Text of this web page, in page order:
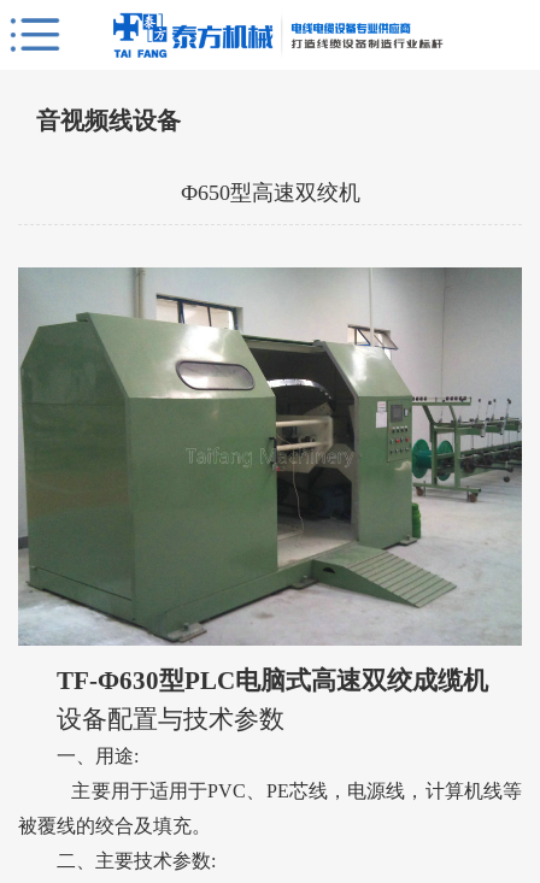
音视频线设备
Ф650型高速双绞机
TF-Ф630型PLC电脑式高速双绞成缆机
设备配置与技术参数
一、用途:
主要用于适用于PVC PE芯线，电源线，计算机线等
被覆线的绞合及填充。
二、主要技术参数: